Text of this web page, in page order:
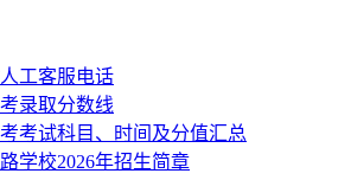
工客服电话
录取分数线
考试科目、时间及分值汇总
学校2026年招生简章